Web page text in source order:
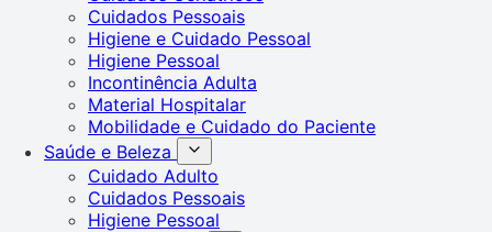
Cuidados Pessoais
Higiene e Cuidado Pessoal
Higiene Pessoal
Incontinência Adulta
Material Hospitalar
Mobilidade e Cuidado do Paciente
Saúde e Beleza
Cuidado Adulto
Cuidados Pessoais
Higiene Pessoal